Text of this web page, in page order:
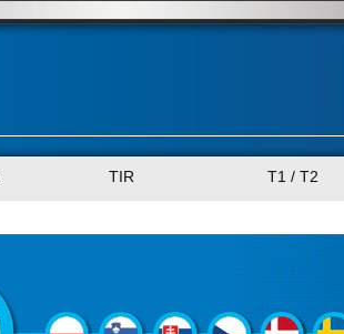
TIR T1 / T2